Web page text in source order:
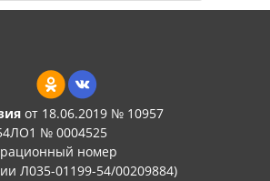
от 18.06.2019 № 10957
№ 0004525
номер
Л035-01199-54/00209884)